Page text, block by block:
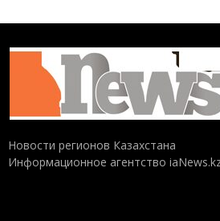
Новости регионов Казахстана
Информационное агентство